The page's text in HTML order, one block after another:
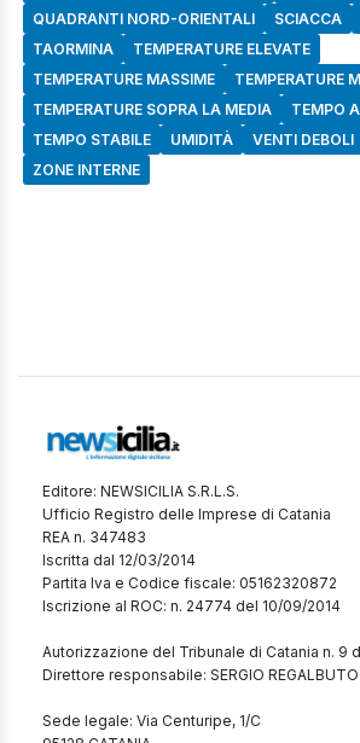
QUADRANTI NORD-ORIENTALI
SCIACCA
TAORMINA
TEMPERATURE ELEVATE
TEMPERATURE MASSIME
TEMPERATURE
TEMPERATURE SOPRA LA MEDIA
TEMPO
TEMPO STABILE
UMIDITÀ VENTI DEBOLI
ZONE INTERNE
Editore: NEWSICILIA S.R.L.S.
Ufficio Registro delle Imprese di Catania
REA n. 347483
Iscritta dal 12/03/2014
Partita Iva e Codice fiscale: 05162320872
Iscrizione al ROC: n. 24774 del 10/09/2014
Autorizzazione del Tribunale di Catania n. 9
Direttore responsabile: SERGIO REGALBUTO
Sede legale: Via Centuripe, 1/C